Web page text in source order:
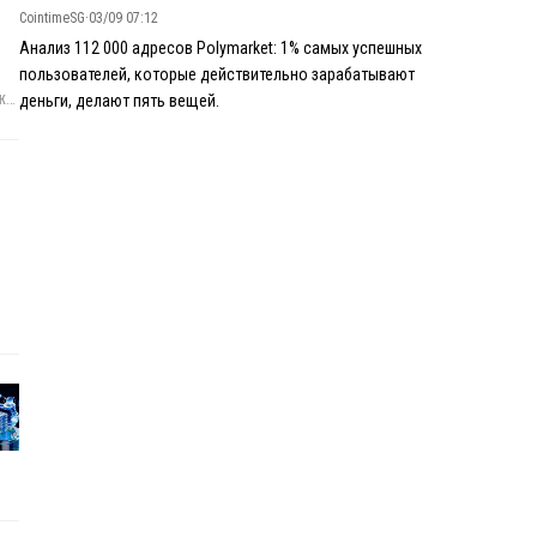
CointimeSG·03/09 07:12
Анализ 112 000 адресов Polymarket: 1% самых успешных
пользователей, которые действительно зарабатывают
деньги, делают пять вещей.